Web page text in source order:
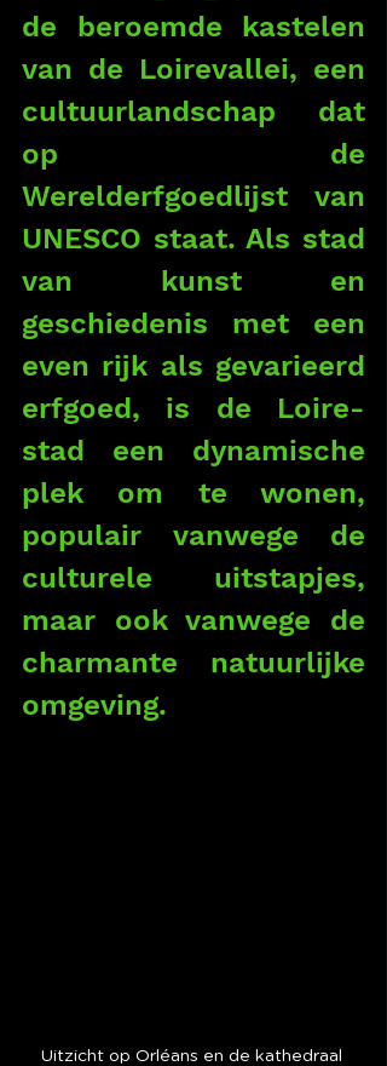
de beroemde kastelen
van de Loirevallei, een
cultuurlandschap dat
op de
Werelderfgoedlijst van
UNESCO staat. Als stad
van kunst en
geschiedenis met een
even rijk als gevarieerd
erfgoed, is de Loire-
stad een dynamische
plek om te wonen,
populair vanwege de
culturele uitstapjes,
maar ook vanwege de
charmante natuurlijke
omgeving.
Uitzicht op Orléans en de kathedraal